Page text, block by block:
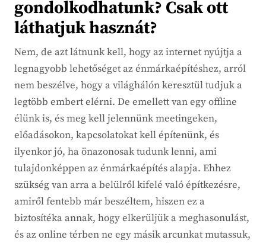
gondolkodhatunk? Csak ott
láthatjuk hasznát?
Nem, de azt látnunk kell, hogy az internet nyújtja a
legnagyobb lehetőséget az énmárkaépítéshez, arról
nem beszélve, hogy a világhálón keresztül tudjuk a
legtöbb embert elérni. De emellett van egy offline
élünk is, és meg kell jelennünk meetingeken,
előadásokon, kapcsolatokat kell építenünk, és
ilyenkor jó, ha önazonosak tudunk lenni, ami
tulajdonképpen az énmárkaépítés alapja. Ehhez
szükség van arra a belülről kifelé való építkezésre,
amiről fentebb már beszéltem, hiszen ez a
biztosítéka annak, hogy elkerüljük a meghasonulást,
és az online térben ne egy másik arcunkat mutassuk,